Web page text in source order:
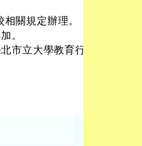
關規定辦理。
。
市立大學教育行政